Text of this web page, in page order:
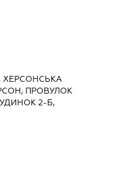
ХЕРСОНСЬКА
ПРОВУЛОК
2-Б,